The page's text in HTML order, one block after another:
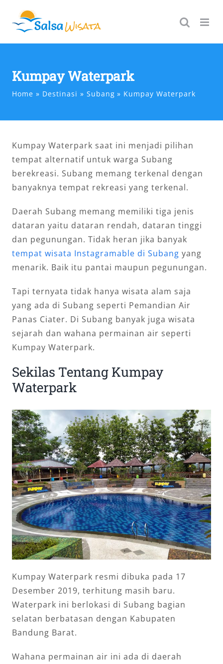
content
Kumpay Waterpark
Home Destinasi Subang Kumpay Waterpark
Kumpay Waterpark saat ini menjadi pilihan
tempat alternatif untuk warga Subang
berekreasi. Subang memang terkenal dengan
banyaknya tempat rekreasi yang terkenal.
Daerah Subang memang memiliki tiga jenis
dataran yaitu dataran rendah, dataran tinggi
dan pegunungan. Tidak heran jika banyak
tempat wisata Instagramable di Subang yang
menarik. Baik itu pantai maupun pegunungan.
Tapi ternyata tidak hanya wisata alam saja
yang ada di Subang seperti Pemandian Air
Panas Ciater. Di Subang banyak juga wisata
sejarah dan wahana permainan air seperti
Kumpay Waterpark.
Sekilas Tentang Kumpay
Waterpark
Kumpay Waterpark resmi dibuka pada 17
Desember 2019, terhitung masih baru.
Waterpark ini berlokasi di Subang bagian
selatan berbatasan dengan Kabupaten
Bandung Barat.
Wahana permainan air ini ada di daerah